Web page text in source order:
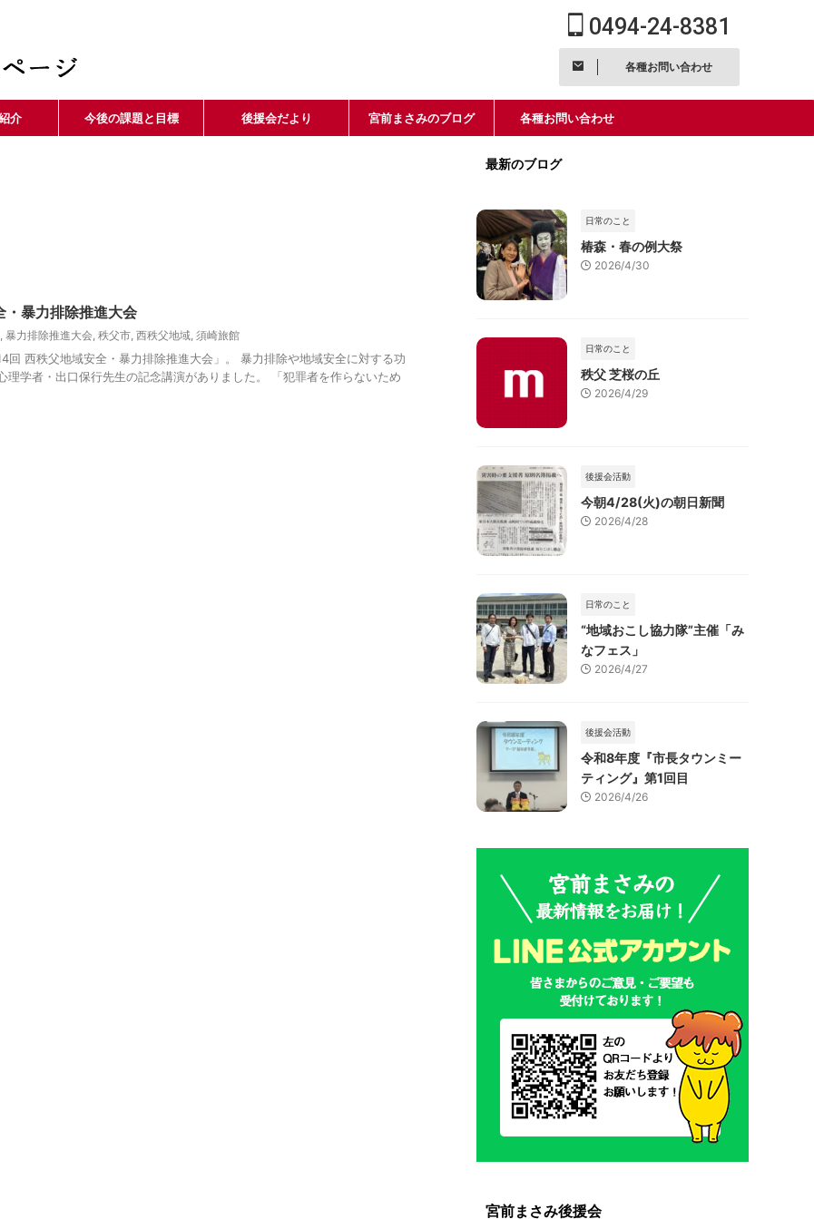
0494-24-8381
各種お問い合わせ
介 今後の課題と目標 後援会だより 宮前まさみのブログ 各種お問い合わせ
・暴力排除推進大会
, 暴力排除推進大会, 秩父市, 西秩父地域, 須崎旅館
回 西秩父地域安全・暴力排除推進大会」。 暴力排除や地域安全に対する功
理学者・出口保行先生の記念講演がありました。 「犯罪者を作らないため
最新のブログ
日常のこと
椿森・春の例大祭
2026/4/30
日常のこと
秩父 芝桜の丘
2026/4/29
後援会活動
今朝4/28(火)の朝日新聞
2026/4/28
日常のこと
“地域おこし協力隊”主催「み
なフェス」
2026/4/27
後援会活動
令和8年度『市長タウンミー
ティング』第1回目
2026/4/26
宮前まさみ後援会